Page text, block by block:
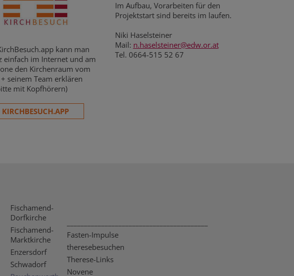
kann man
einfach im Internet und am
den Kirchenraum vom
seinem Team erklären
mit Kopfhörern)
KIRCHBESUCH.APP
Im Aufbau, Vorarbeiten für den
Projektstart sind bereits im laufen.
Niki Haselsteiner
Mail: n.haselsteiner@edw.or.at
Tel. 0664-515 52 67
Fischamend-
Dorfkirche
Fischamend-
Marktkirche
Enzersdorf
Schwadorf
Fasten-Impulse
theresebesuchen
Therese-Links
Novene